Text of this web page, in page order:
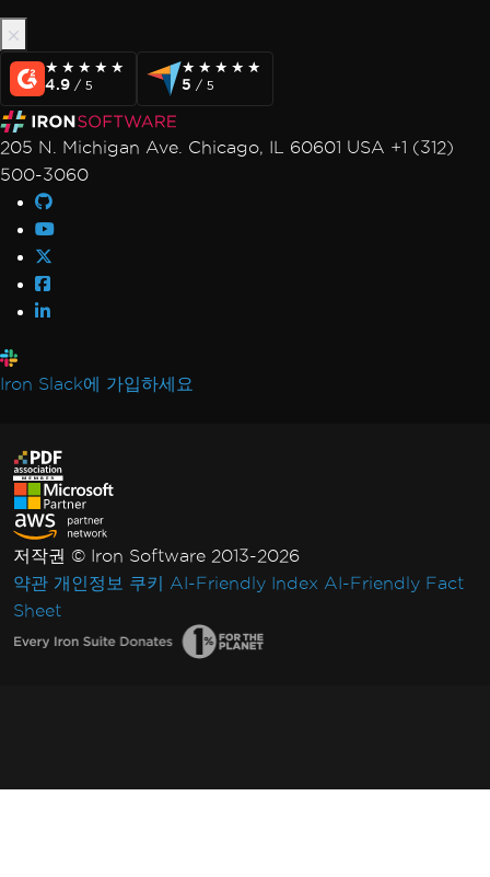
★★★★★
★★★★★
4.9 / 5
★★★★★
★★★★★
5 / 5
205 N. Michigan Ave. Chicago, IL 60601 USA +1 (312)
500-3060
Iron Slack에 가입하세요
저작권 © Iron Software 2013-2026
약관 개인정보 쿠키 AI-Friendly Index AI-Friendly Fact
Sheet